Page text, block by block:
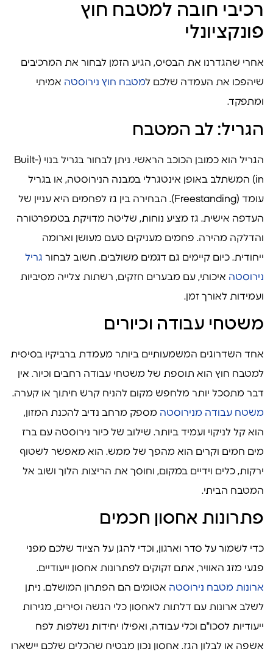
רכיבי חובה למטבח חוץ
פונקציונלי
אחרי שהגדרנו את הבסיס, הגיע הזמן לבחור את המרכיבים
שיהפכו את העמדה שלכם למטבח חוץ נירוסטה אמיתי
ומתפקד.
הגריל: לב המטבח
הגריל הוא כמובן הכוכב הראשי. ניתן לבחור בגריל בנוי (Built-
in) המשתלב באופן אינטגרלי במבנה הנירוסטה, או בגריל
עומד (Freestanding). הבחירה בין גז לפחמים היא עניין של
העדפה אישית. גז מציע נוחות, שליטה מדויקת בטמפרטורה
והדלקה מהירה. פחמים מעניקים טעם מעושן וארומה
ייחודית. כיום קיימים גם דגמים משולבים. חשוב לבחור גריל
נירוסטה איכותי, עם מבערים חזקים, רשתות צלייה מסיביות
ועמידות לאורך זמן.
משטחי עבודה וכיורים
אחד השדרוגים המשמעותיים ביותר מעמדת ברביקיו בסיסית
למטבח חוץ הוא תוספת של משטחי עבודה רחבים וכיור. אין
דבר מתסכל יותר מלחפש מקום להניח קרש חיתוך או קערה.
משטח עבודה מנירוסטה מספק מרחב נדיב להכנת המזון,
הוא קל לניקוי ועמיד ביותר. שילוב של כיור נירוסטה עם ברז
מים חמים וקרים הוא מהפך של ממש. הוא מאפשר לשטוף
ירקות, כלים וידיים במקום, וחוסך את הריצות הלוך ושוב אל
המטבח הביתי.
פתרונות אחסון חכמים
כדי לשמור על סדר וארגון, וכדי להגן על הציוד שלכם מפני
פגעי מזג האוויר, אתם זקוקים לפתרונות אחסון ייעודיים.
ארונות מטבח נירוסטה אטומים הם הפתרון המושלם. ניתן
לשלב ארונות עם דלתות לאחסון כלי הגשה וסירים, מגירות
ייעודיות לסכו"ם וכלי עבודה, ואפילו יחידות נשלפות לפח
אשפה או לבלון הגז. אחסון נכון מבטיח שהכלים שלכם יישארו